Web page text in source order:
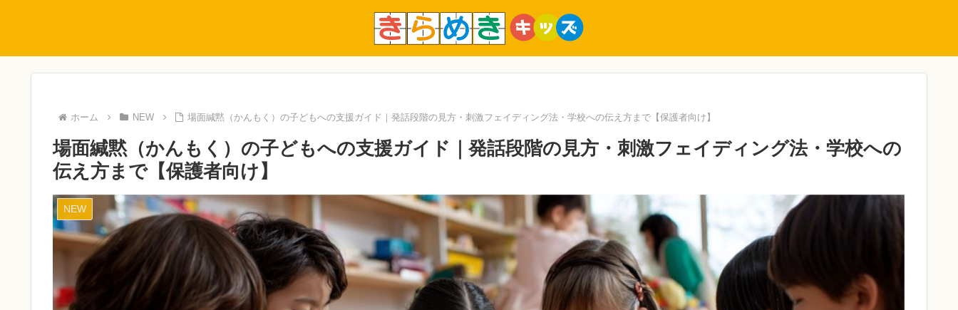
ホーム NEW 場面緘黙（かんもく）の子どもへの支援ガイド｜発話段階の見方・刺激フェイディング法・学校への伝え方まで【保護者向け】
場面緘黙（かんもく）の子どもへの支援ガイド｜発話段階の見方・刺激フェイディング法・学校への
伝え方まで【保護者向け】
NEW